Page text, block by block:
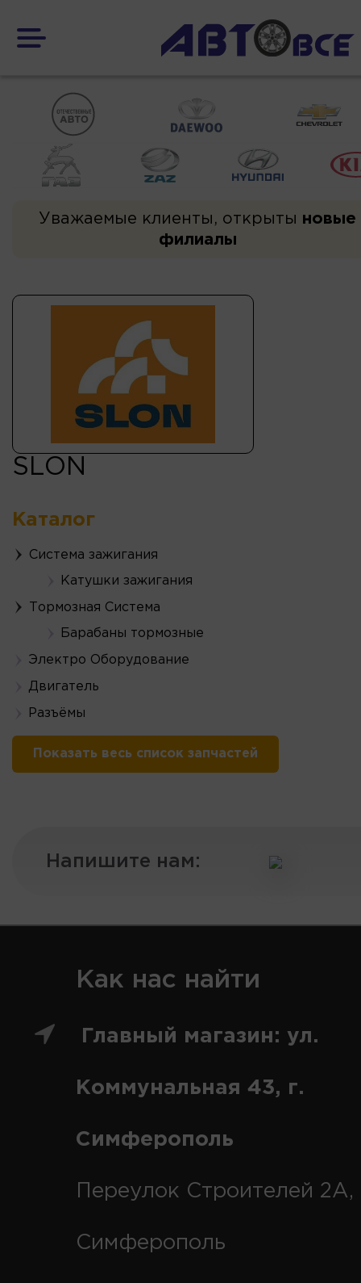
Уважаемые клиенты, открыты новые
филиалы
SLON
Каталог
Система зажигания
Катушки зажигания
Тормозная Система
Барабаны тормозные
Электро Оборудование
Двигатель
Разъёмы
Показать весь список запчастей
Напишите нам:
Как нас найти
Главный магазин: ул.
Коммунальная 43, г.
Симферополь
Переулок Строителей 2А,
Симферополь